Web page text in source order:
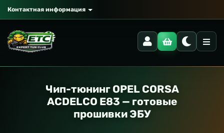
Контактная информация
Чип-тюнинг OPEL CORSA
ACDELCO E83 — готовые
прошивки ЭБУ